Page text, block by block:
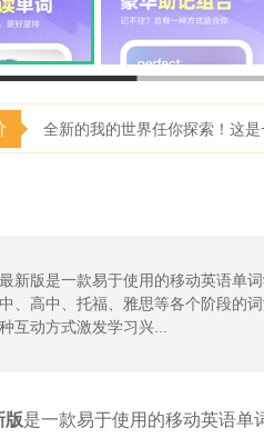
全新的我的世界任你探索！这是
新版是一款易于使用的移动英语单
、高中、托福、雅思等各个阶段的
互动方式激发学习兴...
版是一款易于使用的移动英语单